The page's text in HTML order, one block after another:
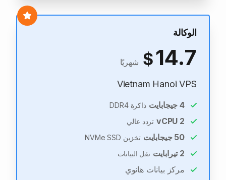
الوكالة
14.7
$ شهريًا
Vietnam Hanoi VPS
4جيجابايت ذاكرة DDR4
2 تردد عالي
50 جيجابايت تخزين NVMe SSD
2 تيرابايت نقل البيانات
مركز بيانات هانوي